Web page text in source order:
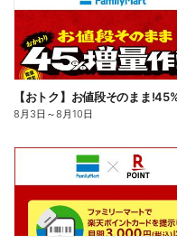
8月3日 ～8月10日